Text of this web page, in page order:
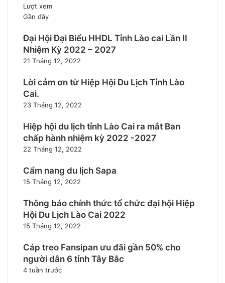
Lượt xem
Gần đây
Đại Hội Đại Biểu HHDL Tỉnh Lào cai Lần II
Nhiệm Kỳ 2022 – 2027
21 Tháng 12, 2022
Lời cảm ơn từ Hiệp Hội Du Lịch Tỉnh Lào
Cai.
23 Tháng 12, 2022
Hiệp hội du lịch tỉnh Lào Cai ra mắt Ban
chấp hành nhiệm kỳ 2022 -2027
22 Tháng 12, 2022
Cẩm nang du lịch Sapa
15 Tháng 12, 2022
Thông báo chính thức tổ chức đại hội Hiệp
Hội Du Lịch Lào Cai 2022
15 Tháng 12, 2022
Cáp treo Fansipan ưu đãi gần 50% cho
người dân 6 tỉnh Tây Bắc
4 tuần trước